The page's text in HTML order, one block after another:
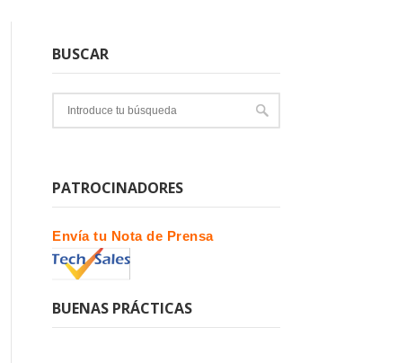
BUSCAR
PATROCINADORES
Envía tu Nota de Prensa
BUENAS PRÁCTICAS